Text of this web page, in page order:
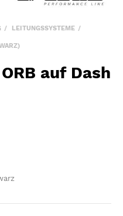
LEITUNGSSYSTEME
auf Dash